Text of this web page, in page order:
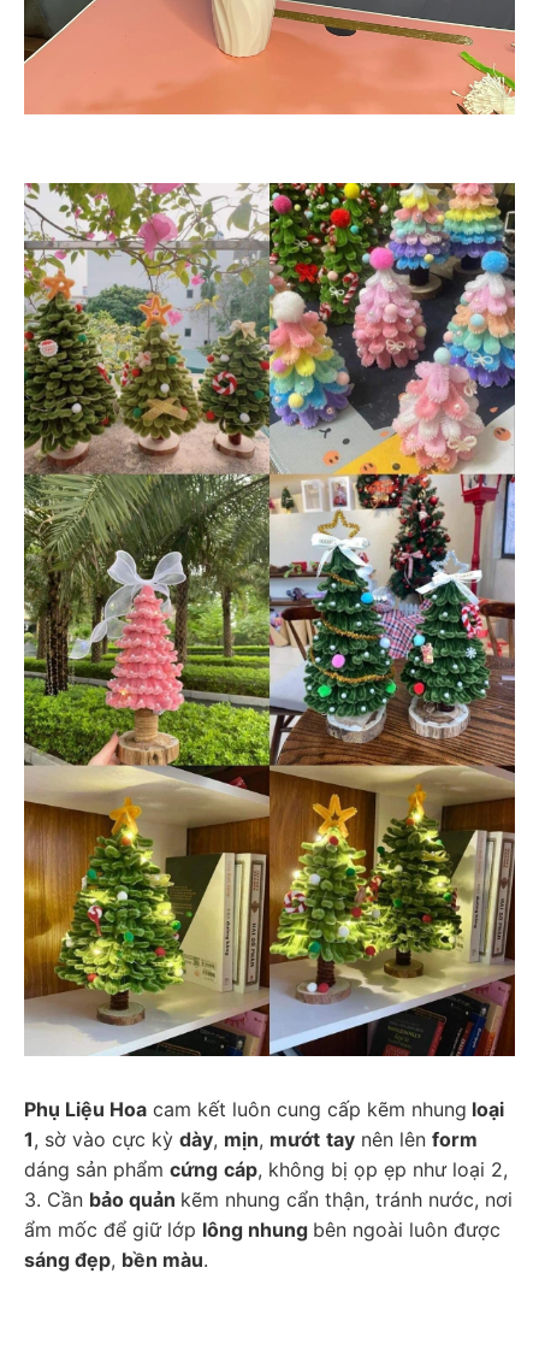
Phụ Liệu Hoa cam kết luôn cung cấp kẽm nhung loại
1, sờ vào cực kỳ dày, mịn, mướt tay nên lên form
dáng sản phẩm cứng cáp, không bị ọp ẹp như loại 2,
3. Cần bảo quản kẽm nhung cẩn thận, tránh nước, nơi
ẩm mốc để giữ lớp lông nhung
sáng đẹp, bền màu.